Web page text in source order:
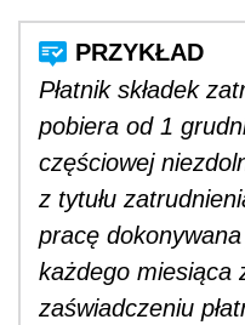
Płatnik składek
pobiera od 1
częściowej
z tytułu
pracę
każdego miesiąca
zaświadczeniu